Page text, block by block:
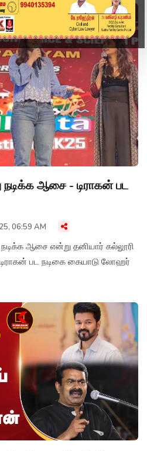
ஆசை - டிராகன் பட
06:59 AM
ஆசை என்று தனியார் கல்லூரி
பட நடிகை கையாடு லோஹர்